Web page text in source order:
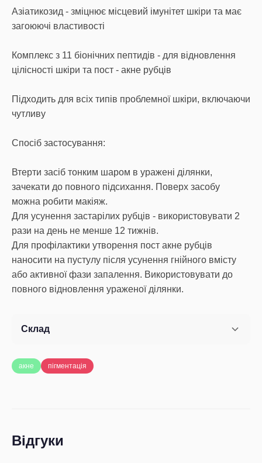
Азіатикозид - зміцнює місцевий імунітет шкіри та має
загоюючі властивості
Комплекс з 11 біонічних пептидів - для відновлення
цілісності шкіри та пост - акне рубців
Підходить для всіх типів проблемної шкіри, включаючи
чутливу
Спосіб застосування:
Втерти засіб тонким шаром в уражені ділянки,
зачекати до повного підсихання. Поверх засобу
можна робити макіяж.
Для усунення застарілих рубців - використовувати 2
рази на день не менше 12 тижнів.
Для профілактики утворення пост акне рубців
наносити на пустулу після усунення гнійного вмісту
або активної фази запалення. Використовувати до
повного відновлення ураженої ділянки.
Склад
акне пігментація
Відгуки